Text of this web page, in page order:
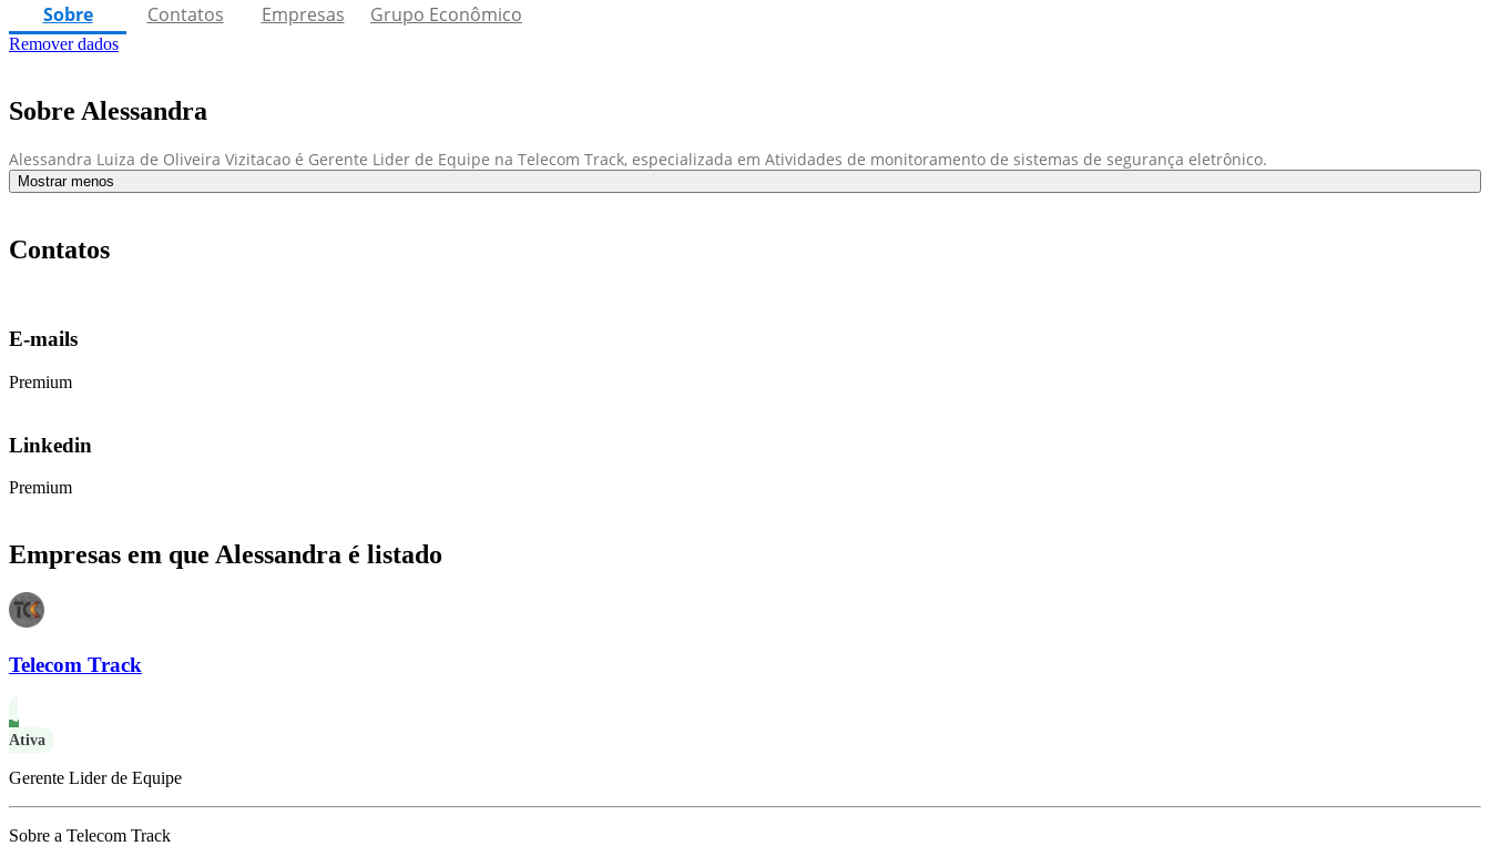
Sobre Contatos Empresas Grupo Econômico
Remover dados
Sobre Alessandra
Alessandra Luiza de Oliveira Vizitacao é Gerente Lider de Equipe na Telecom Track, especializada em Atividades de monitoramento de sistemas de segurança eletrônico.
Mostrar menos
Contatos
E-mails
Premium
Linkedin
Premium
Empresas em que Alessandra é listado
Telecom Track
Ativa
Gerente Lider de Equipe
Sobre a Telecom Track